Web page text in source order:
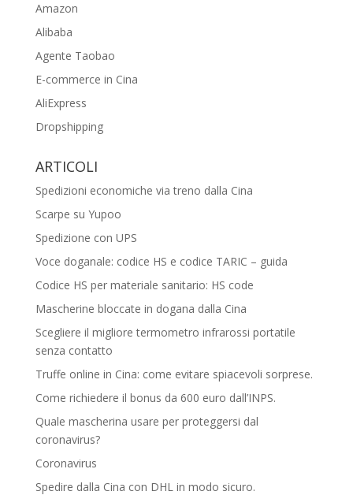
Amazon
Alibaba
Agente Taobao
E-commerce in Cina
AliExpress
Dropshipping
ARTICOLI
Spedizioni economiche via treno dalla Cina
Scarpe su Yupoo
Spedizione con UPS
Voce doganale: codice HS e codice TARIC – guida
Codice HS per materiale sanitario: HS code
Mascherine bloccate in dogana dalla Cina
Scegliere il migliore termometro infrarossi portatile
senza contatto
Truffe online in Cina: come evitare spiacevoli sorprese.
Come richiedere il bonus da 600 euro dall’INPS.
Quale mascherina usare per proteggersi dal
coronavirus?
Coronavirus
Spedire dalla Cina con DHL in modo sicuro.